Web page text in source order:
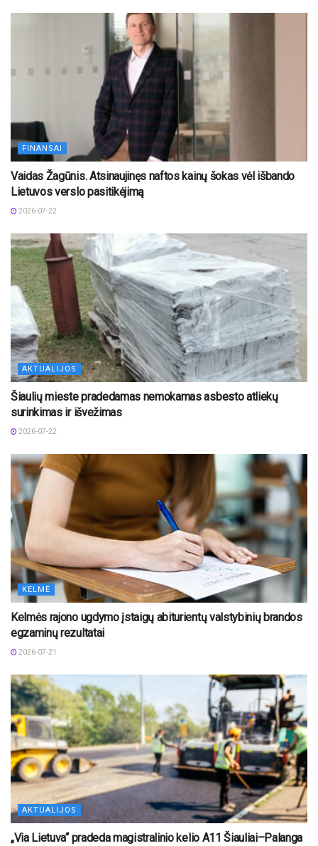
FINANSAI
Vaidas Žagūnis. Atsinaujinęs naftos kainų šokas vėl išbando
Lietuvos verslo pasitikėjimą
2026-07-22
AKTUALIJOS
Šiaulių mieste pradedamas nemokamas asbesto atliekų
surinkimas ir išvežimas
2026-07-22
KELMĖ
Kelmės rajono ugdymo įstaigų abiturientų valstybinių brandos
egzaminų rezultatai
2026-07-21
AKTUALIJOS
„Via Lietuva“ pradeda magistralinio kelio A11 Šiauliai–Palanga